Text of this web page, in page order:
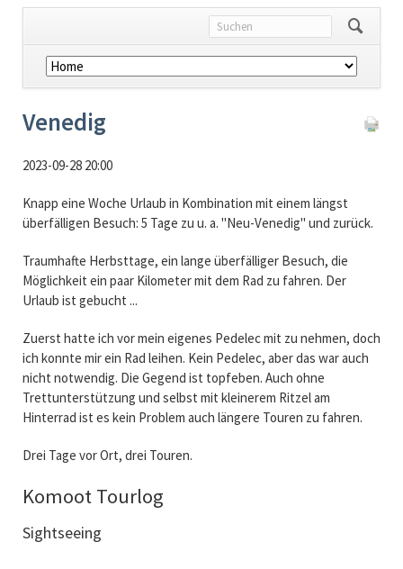
Navigation
überspringen
Venedig
2023-09-28 20:00
Knapp eine Woche Urlaub in Kombination mit einem längst
überfälligen Besuch: 5 Tage zu u. a. "Neu-Venedig" und zurück.
Traumhafte Herbsttage, ein lange überfälliger Besuch, die
Möglichkeit ein paar Kilometer mit dem Rad zu fahren. Der
Urlaub ist gebucht ...
Zuerst hatte ich vor mein eigenes Pedelec mit zu nehmen, doch
ich konnte mir ein Rad leihen. Kein Pedelec, aber das war auch
nicht notwendig. Die Gegend ist topfeben. Auch ohne
Trettunterstützung und selbst mit kleinerem Ritzel am
Hinterrad ist es kein Problem auch längere Touren zu fahren.
Drei Tage vor Ort, drei Touren.
Komoot Tourlog
Sightseeing